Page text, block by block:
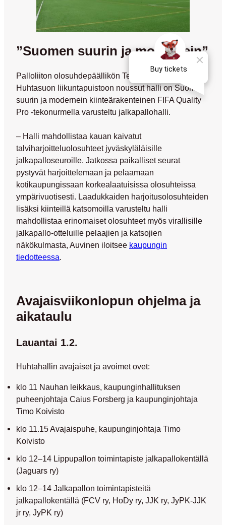
”Suomen suurin ja modernein”
Palloliiton olosuhdepäällikön Tero Auvisen
Huhtasuon liikuntapuistoon noussut halli on Suomen
suurin ja modernein kiinteärakenteinen FIFA Quality
Pro -tekonurmella varusteltu jalkapallohalli.
– Halli mahdollistaa kauan kaivatut
talviharjoitteluolosuhteet jyväskyläläisille
jalkapalloseuroille. Jatkossa paikalliset seurat
pystyvät harjoittelemaan ja pelaamaan
kotikaupungissaan korkealaatuisissa olosuhteissa
ympärivuotisesti. Laadukkaiden harjoitusolosuhteiden
lisäksi kiinteillä katsomoilla varusteltu halli
mahdollistaa erinomaiset olosuhteet myös virallisille
jalkapallo-otteluille pelaajien ja katsojien
näkökulmasta, Auvinen iloitsee kaupungin
tiedotteessa.
Avajaisviikonlopun ohjelma ja
aikataulu
Lauantai 1.2.
Huhtahallin avajaiset ja avoimet ovet:
klo 11 Nauhan leikkaus, kaupunginhallituksen
puheenjohtaja Caius Forsberg ja kaupunginjohtaja
Timo Koivisto
klo 11.15 Avajaispuhe, kaupunginjohtaja Timo
Koivisto
klo 12–14 Lippupallon toimintapiste jalkapallokentällä
(Jaguars ry)
klo 12–14 Jalkapallon toimintapisteitä
jalkapallokentällä (FCV ry, HoDy ry, JJK ry, JyPK-JJK
jr ry, JyPK ry)